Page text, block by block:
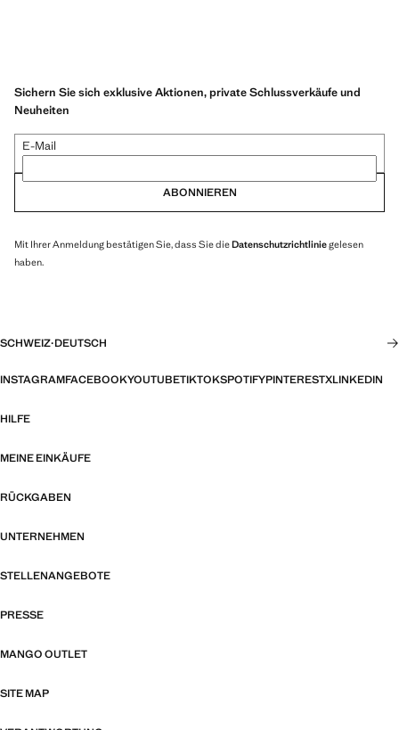
Sichern Sie sich exklusive Aktionen, private Schlussverkäufe und
Neuheiten
E-Mail
ABONNIEREN
Mit Ihrer Anmeldung bestätigen Sie, dass Sie dieDatenschutzrichtliniegelesen
haben.
SCHWEIZ·DEUTSCH
INSTAGRAMFACEBOOKYOUTUBETIKTOKSPOTIFYPINTERESTXLINKEDIN
HILFE
MEINE EINKÄUFE
RÜCKGABEN
UNTERNEHMEN
STELLENANGEBOTE
PRESSE
MANGO OUTLET
SITE MAP